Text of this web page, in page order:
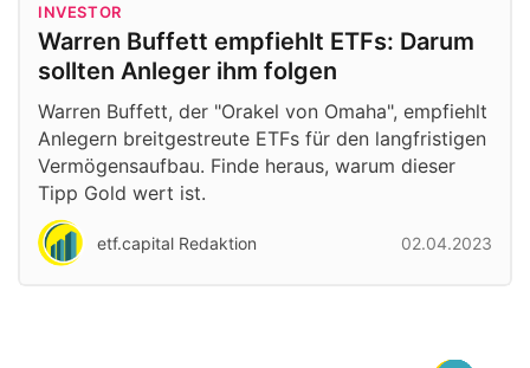
INVESTOR
Warren Buffett empfiehlt ETFs: Darum
sollten Anleger ihm folgen
Warren Buffett, der "Orakel von Omaha", empfiehlt
Anlegern breitgestreute ETFs für den langfristigen
Vermögensaufbau. Finde heraus, warum dieser
Tipp Gold wert ist.
etf.capital Redaktion 02.04.2023